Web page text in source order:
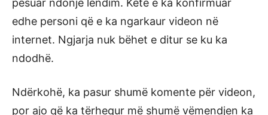
pësuar ndonjë lëndim. Këtë e ka konfirmuar
edhe personi që e ka ngarkaur videon në
internet. Ngjarja nuk bëhet e ditur se ku ka
ndodhë.
Ndërkohë, ka pasur shumë komente për videon,
por ajo që ka tërhequr më shumë vëmendjen ka